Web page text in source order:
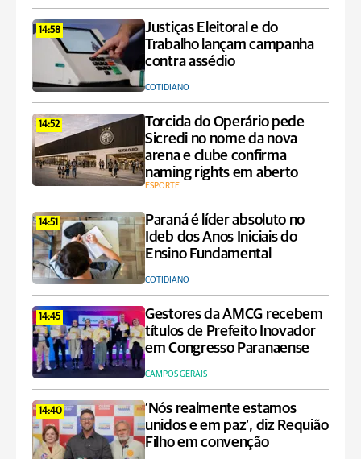
14:58
Justiças Eleitoral e do
Trabalho lançam campanha
contra assédio
COTIDIANO
14:52
Torcida do Operário pede
Sicredi no nome da nova
arena e clube confirma
naming rights em aberto
ESPORTE
14:51
Paraná é líder absoluto no
Ideb dos Anos Iniciais do
Ensino Fundamental
COTIDIANO
14:45
Gestores da AMCG recebem
títulos de Prefeito Inovador
em Congresso Paranaense
CAMPOS GERAIS
14:40
‘Nós realmente estamos
unidos e em paz’, diz Requião
Filho em convenção